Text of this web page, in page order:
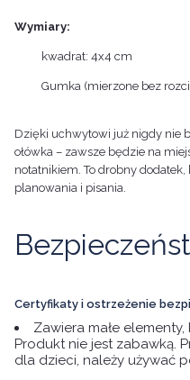
Wymiary:
kwadrat: 4x4 cm
Gumka (mierzone bez
Dzięki uchwytowi już nigdy nie
ołówka – zawsze będzie na
notatnikiem. To drobny
planowania i pisania.
Certyfikaty i ostrzeżenie
Zawiera małe
Produkt nie jest zabawką.
dla dzieci, należy używać